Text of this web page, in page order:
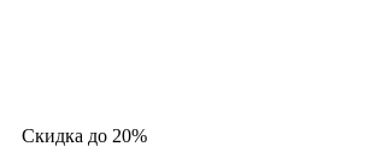
Скидка до 20%